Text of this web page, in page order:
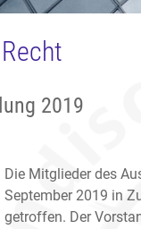
2019
Die Mitglieder des
September 2019 in
getroffen. Der